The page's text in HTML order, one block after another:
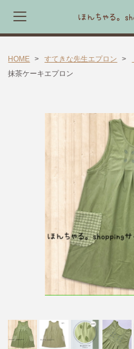
🎈送料無料 アイテム🎈
ラッピング素材
ほんちゃる。セレクトギフト
キャラックス
キャラクター靴下
すてきな先生エプロン
【掘り出し物商品】
【Caféスタイル】
【小物】
HOME すてきな先生エプロン
抹茶ケーキエプロン